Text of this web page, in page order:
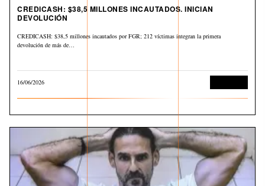
CREDICASH: $38,5 MILLONES INCAUTADOS. INICIAN
DEVOLUCIÓN
CREDICASH: $38,5 millones incautados por FGR; 212 víctimas integran la primera
devolución de más de…
16/06/2026